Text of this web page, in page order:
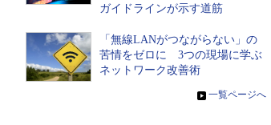
ガイドラインが示す道筋
「無線LANがつながらない」の
苦情をゼロに 3つの現場に学ぶ
ネットワーク改善術
» 一覧ページへ